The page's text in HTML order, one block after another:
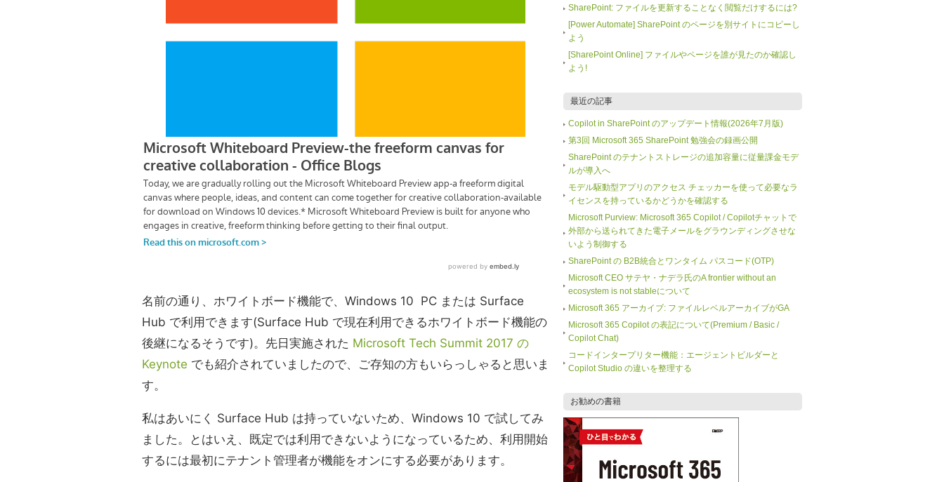
名前の通り、ホワイトボード機能で、Windows 10 PC または Surface
Hub で利用できます(Surface Hub で現在利用できるホワイトボード機能の
後継になるそうです)。先日実施された Microsoft Tech Summit 2017 の
Keynote でも紹介されていましたので、ご存知の方もいらっしゃると思いま
す。
私はあいにく Surface Hub は持っていないため、Windows 10 で試してみ
ました。とはいえ、既定では利用できないようになっているため、利用開始
するには最初にテナント管理者が機能をオンにする必要があります。
SharePoint: ファイルを更新することなく閲覧だけするには?
[Power Automate] SharePoint のページを別サイトにコピーし
よう
[SharePoint Online] ファイルやページを誰が見たのか確認し
よう!
最近の記事
Copilot in SharePoint のアップデート情報(2026年7月版)
第3回 Microsoft 365 SharePoint 勉強会の録画公開
SharePoint のテナントストレージの追加容量に従量課金モデ
ルが導入へ
モデル駆動型アプリのアクセス チェッカーを使って必要なラ
イセンスを持っているかどうかを確認する
Microsoft Purview: Microsoft 365 Copilot / Copilotチャットで
外部から送られてきた電子メールをグラウンディングさせな
いよう制御する
SharePoint の B2B統合とワンタイム パスコード(OTP)
Microsoft CEO サテヤ・ナデラ氏のA frontier without an
ecosystem is not stableについて
Microsoft 365 アーカイブ: ファイルレベルアーカイブがGA
Microsoft 365 Copilot の表記について(Premium / Basic /
Copilot Chat)
コードインタープリター機能：エージェントビルダーと
Copilot Studio の違いを整理する
お勧めの書籍